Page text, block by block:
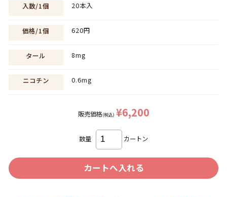
入数/1個 20本入
価格/1個 620円
タール 8mg
ニコチン 0.6mg
販売価格(税込) ¥6,200
数量 カートン